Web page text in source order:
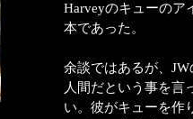
Harveyのキューのア
本であった。
余談ではあるが、
人間だという事を言
い。彼がキューを作